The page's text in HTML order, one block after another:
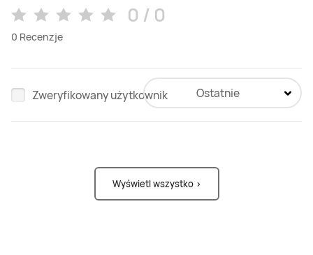
0 / 0
0 Recenzje
Zweryfikowany użytkownik Ostatnie
Wyświetl wszystko >